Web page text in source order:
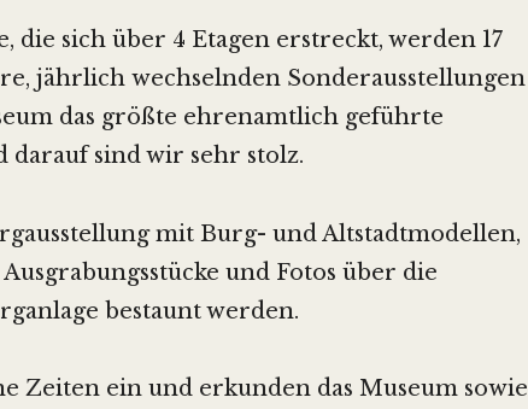
die sich über 4 Etagen erstreckt, werden 17
jährlich wechselnden Sonderausstellungen
das größte ehrenamtlich geführte
darauf sind wir sehr stolz.
mit Burg- und Altstadtmodellen,
und Fotos über die
bestaunt werden.
Zeiten ein und erkunden das Museum sowie